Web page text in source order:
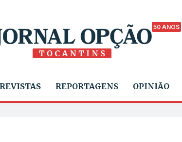
50 ANOS
REPORTAGENS OPINIÃO